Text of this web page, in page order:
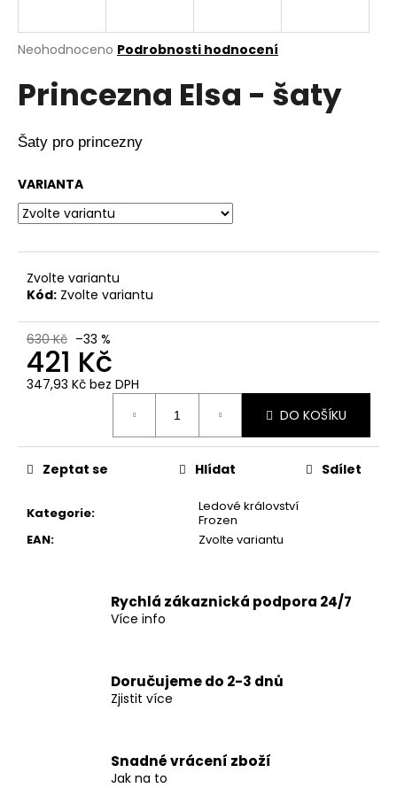
Průměrné
produktu
je
z
5
Neohodnoceno Podrobnosti hodnocení
Princezna Elsa - šaty
Šaty pro princezny
VARIANTA
Zvolte variantu
Kód: Zvolte variantu
630 Kč –33 %
421 Kč
347,93 Kč bez DPH
DO KOŠÍKU
Kategorie:
Ledové království
Frozen
EAN: Zvolte variantu
Zeptat se Hlídat Sdílet
Rychlá zákaznická podpora 24/7
Více info
Doručujeme do 2-3 dnů
Zjistit více
Snadné vrácení zboží
Jak na to
j
t
?
HLEDAT
D
o
p
o
u
m